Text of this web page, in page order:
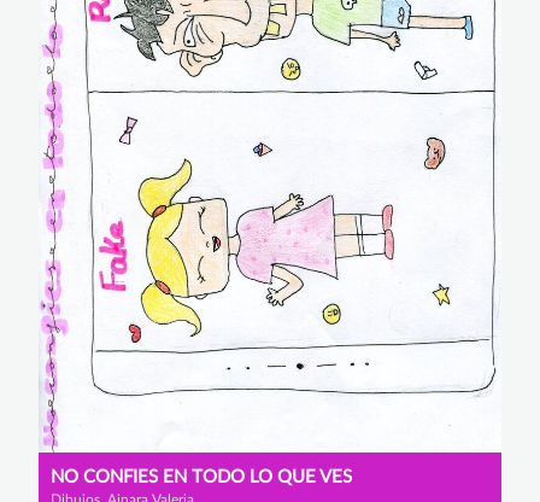
NO CONFIES EN TODO LO QUE VES